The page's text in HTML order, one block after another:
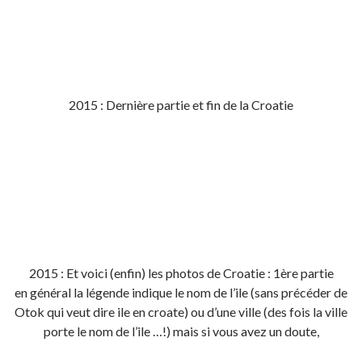
2015 : Dernière partie et fin de la Croatie
2015 : Et voici (enfin) les photos de Croatie : 1ère partie
en général la légende indique le nom de l’ile (sans précéder de
Otok qui veut dire ile en croate) ou d’une ville (des fois la ville
porte le nom de l’ile …!) mais si vous avez un doute,